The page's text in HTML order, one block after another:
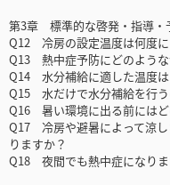
第3章 標準的な啓発・指導・
Q12 冷房の設定温度は何度に
Q13 熱中症予防にどのような
Q14 水分補給に適した温度は
Q15 水だけで水分補給を行う
Q16 暑い環境に出る前にはど
Q17 冷房や避暑によって涼
りますか？
Q18 夜間でも熱中症になりま